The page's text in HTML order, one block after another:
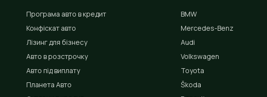
Програма авто в кредит
Конфіскат авто
Лізинг для бізнесу
Авто в розстрочку
Авто під виплату
Планета Авто
BMW
Mercedes-Benz
Audi
Volkswagen
Toyota
Škoda